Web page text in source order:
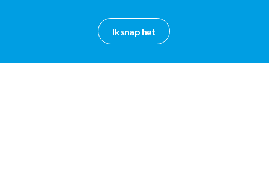
Mercatorlaan 1200, 3528 BL Utrecht
Ik snap het